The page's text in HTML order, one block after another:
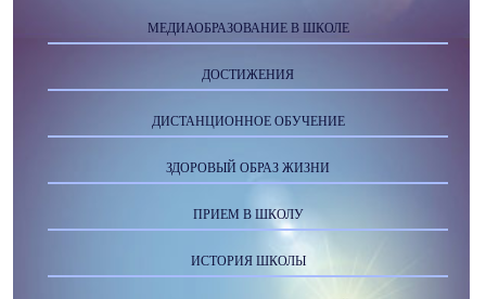
МЕДИАОБРАЗОВАНИЕ В ШКОЛЕ
ДОСТИЖЕНИЯ
ДИСТАНЦИОННОЕ ОБУЧЕНИЕ
ЗДОРОВЫЙ ОБРАЗ ЖИЗНИ
ПРИЕМ В ШКОЛУ
ИСТОРИЯ ШКОЛЫ